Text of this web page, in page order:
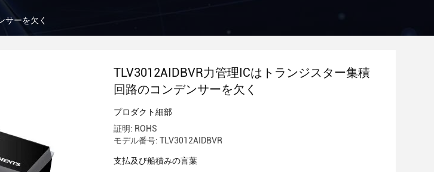
サーを欠く
TLV3012AIDBVR力管理ICはトランジスター集積
回路のコンデンサーを欠く
プロダクト細部
証明: ROHS
モデル番号: TLV3012AIDBVR
支払及び船積みの言葉